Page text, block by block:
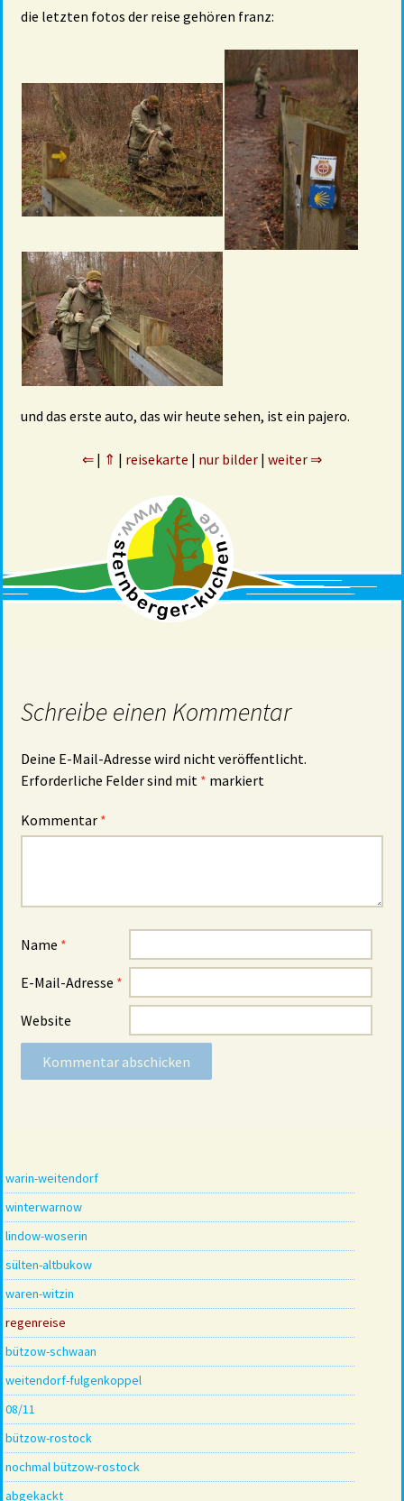
die letzten fotos der reise gehören franz:
und das erste auto, das wir heute sehen, ist ein pajero.
⇐ | ⇑ | reisekarte | nur bilder | weiter ⇒
Schreibe einen Kommentar
Deine E-Mail-Adresse wird nicht veröffentlicht.
Erforderliche Felder sind mit * markiert
Kommentar *
Name *
E-Mail-Adresse *
Website
warin-weitendorf
winterwarnow
lindow-woserin
sülten-altbukow
waren-witzin
regenreise
bützow-schwaan
weitendorf-fulgenkoppel
08/11
bützow-rostock
nochmal bützow-rostock
abgekackt